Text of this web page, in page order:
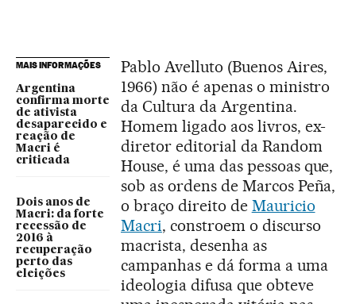
MAIS INFORMAÇÕES
Argentina
confirma morte
de ativista
desaparecido e
reação de
Macri é
criticada
Dois anos de
Macri: da forte
recessão de
2016 à
recuperação
perto das
eleições
Pablo Avelluto (Buenos Aires,
1966) não é apenas o ministro
da Cultura da Argentina.
Homem ligado aos livros, ex-
diretor editorial da Random
House, é uma das pessoas que,
sob as ordens de Marcos Peña,
o braço direito de Mauricio
Macri, constroem o discurso
macrista, desenha as
campanhas e dá forma a uma
ideologia difusa que obteve